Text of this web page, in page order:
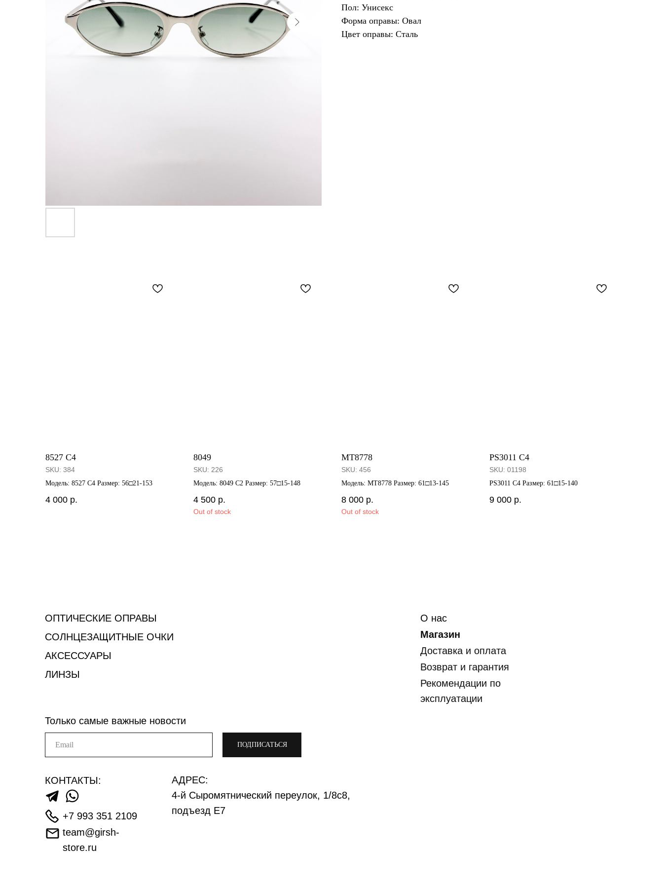
Пол: Унисекс
Форма оправы: Овал
Цвет оправы: Сталь
8527 C4
SKU: 384
Модель: 8527 C4 Размер: 56□21-153
4 000 р.
8049
SKU: 226
Модель: 8049 C2 Размер: 57□15-148
4 500 р.
Out of stock
MT8778
SKU: 456
Модель: MT8778 Размер: 61□13-145
8 000 р.
Out of stock
PS3011 C4
SKU: 01198
PS3011 C4 Размер: 61□15-140
9 000 р.
ОПТИЧЕСКИЕ ОПРАВЫ
СОЛНЦЕЗАЩИТНЫЕ ОЧКИ
+7 993 351 2109
Только самые важные новости
ПОДПИСАТЬСЯ
4-й Сыромятнический переулок, 1/8с8,
подъезд Е7
АДРЕС:
Магазин
О нас
team@girsh-
store.ru
Рекомендации по
эксплуатации
Доставка и оплата
КОНТАКТЫ:
Возврат и гарантия
ЛИНЗЫ
АКСЕССУАРЫ